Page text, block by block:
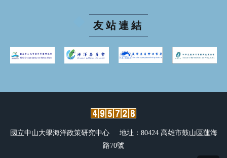
友站連結
國立中山大學海洋政策研究中心 地址：80424 高雄市鼓山區蓮海
路70號